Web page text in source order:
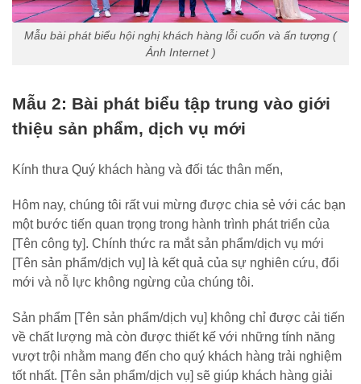
Mẫu bài phát biểu hội nghị khách hàng lỗi cuốn và ấn tượng (
Ảnh Internet )
Mẫu 2: Bài phát biểu tập trung vào giới
thiệu sản phẩm, dịch vụ mới
Kính thưa Quý khách hàng và đối tác thân mến,
Hôm nay, chúng tôi rất vui mừng được chia sẻ với các bạn
một bước tiến quan trọng trong hành trình phát triển của
[Tên công ty]. Chính thức ra mắt sản phẩm/dịch vụ mới
[Tên sản phẩm/dịch vụ] là kết quả của sự nghiên cứu, đổi
mới và nỗ lực không ngừng của chúng tôi.
Sản phẩm [Tên sản phẩm/dịch vụ] không chỉ được cải tiến
về chất lượng mà còn được thiết kế với những tính năng
vượt trội nhằm mang đến cho quý khách hàng trải nghiệm
tốt nhất. [Tên sản phẩm/dịch vụ] sẽ giúp khách hàng giải